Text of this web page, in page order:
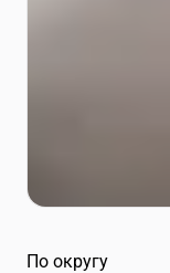
По округу